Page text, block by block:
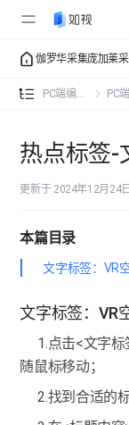
伽罗华采集庞加莱
PC端编辑器 PC端
PC端编辑器-功能
PC端编辑器-详
PC端编辑器-界面
界面展示-点位
界面展示-页面
PC端编辑器-热点
热点标签-文字
热点标签-图片
热点标签-视频
热点标签-音频
热点标签-
更新于 2024年12月24日
本篇目录
文字标签：VR
文字标签：VR
1.点击<文字
随鼠标移动；
2.找到合适的